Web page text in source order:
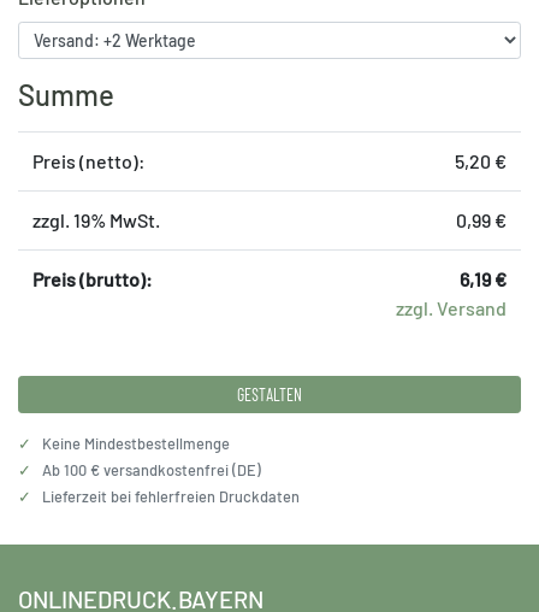
Summe
Preis (netto): 5,20 €
zzgl. 19% MwSt. 0,99 €
Preis (brutto):
6,19 €
zzgl. Versand
GESTALTEN
✓
Keine Mindestbestellmenge
✓
Ab 100 € versandkostenfrei (DE)
✓
Lieferzeit bei fehlerfreien Druckdaten
ONLINEDRUCK.BAYERN